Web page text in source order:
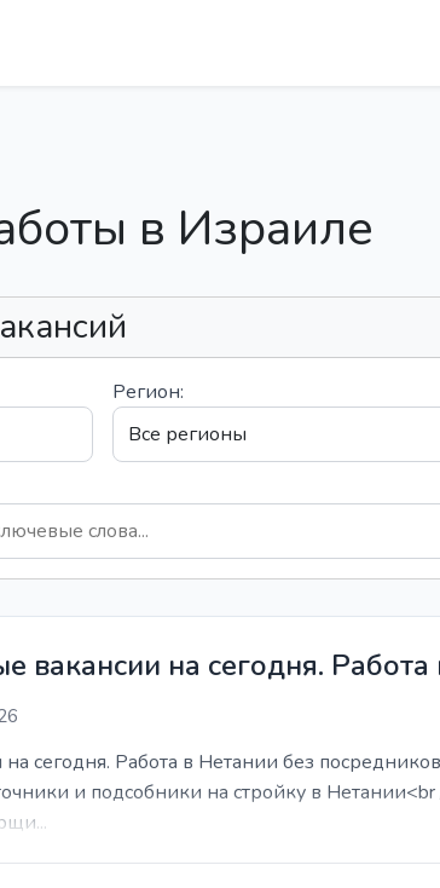
в Израиле
Регион:
вакансии на сегодня.
сегодня. Работа в Нетании без
и подсобники на стройку в Нетании<br